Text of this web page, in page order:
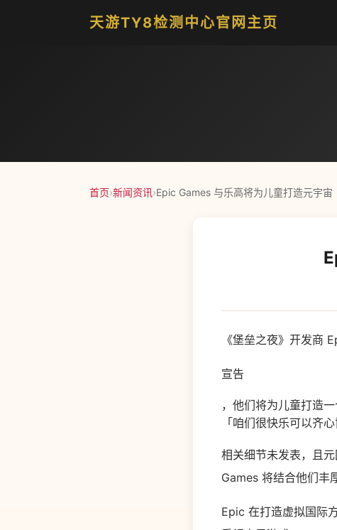
天游TY8检测中心官网主页
首页›新闻资讯›Epic Games 与乐高将为儿童打造元宇宙
《堡垒之夜》开发商
宣告
，他们将为儿童打造
「咱们很快乐可以齐
相关细节未发表，且
Games 将结合他们丰
Epic 在打造虚拟国际